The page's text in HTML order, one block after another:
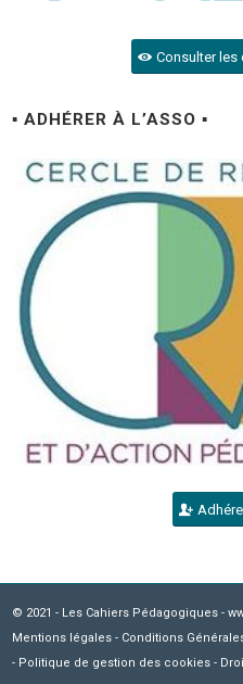
Consulter les
▪ ADHÉRER À L’ASSO ▪
© 2021 - Les Cahiers Pédagogiques -
Mentions légales - Conditions
- Politique de gestion des cookies -